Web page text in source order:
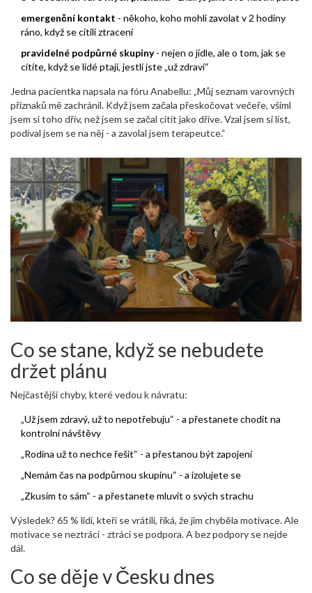
emergenční kontakt - někoho, koho mohli zavolat v 2 hodiny
ráno, když se cítili ztracení
pravidelné podpůrné skupiny- nejen o jídle, ale o tom, jak se
cítíte, když se lidé ptají, jestli jste „už zdraví“
Jedna pacientka napsala na fóru Anabellu: „Můj seznam varovných
příznaků mě zachránil. Když jsem začala přeskočovat večeře, všiml
jsem si toho dřív, než jsem se začal cítit jako dříve. Vzal jsem si list,
podíval jsem se na něj - a zavolal jsem terapeutce.“
Co se stane, když se nebudete
držet plánu
Nejčastější chyby, které vedou k návratu:
„Už jsem zdravý, už to nepotřebuju“ - a přestanete chodit na
kontrolní návštěvy
„Rodina už to nechce řešit“ - a přestanou být zapojení
„Nemám čas na podpůrnou skupinu“ - a izolujete se
„Zkusím to sám“ - a přestanete mluvit o svých strachu
Výsledek? 65 % lidí, kteří se vrátili, říká, že jim chyběla motivace. Ale
motivace se neztrácí - ztrácí se podpora. A bez podpory se nejde
dál.
Co se děje v Česku dnes